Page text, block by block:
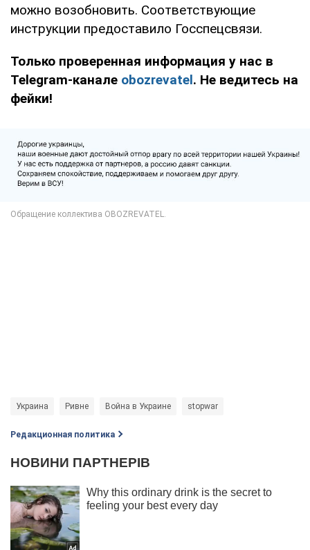
можно возобновить. Соответствующие
инструкции предоставило Госспецсвязи.
Только проверенная информация у нас в
Telegram-канале obozrevatel. Не ведитесь на
фейки!
Украина Ривне Война в Украине stopwar
Редакционная политика